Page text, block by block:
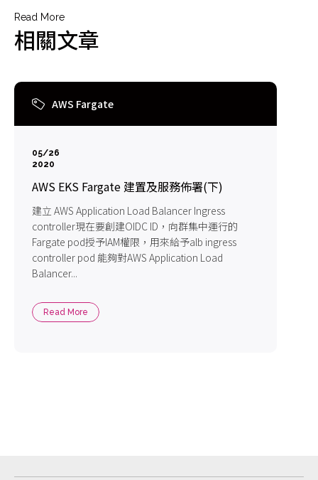
Read More
相關文章
AWS Fargate
05/26
2020
AWS EKS Fargate 建置及服務佈署(下)
建立 AWS Application Load Balancer Ingress
controller現在要創建OIDC ID，向群集中運行的
Fargate pod授予IAM權限，用來給予alb ingress
controller pod 能夠對AWS Application Load
Balancer...
Read More